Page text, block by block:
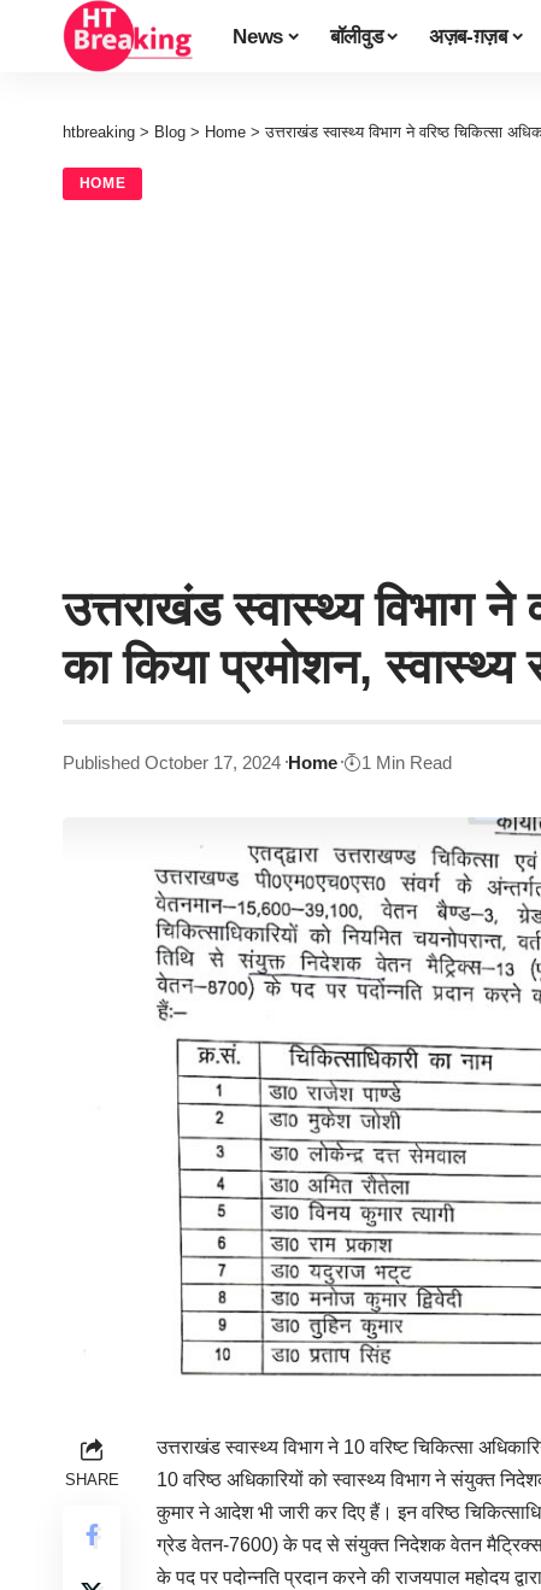
News बॉलीवुड अज़ब-ग़ज़ब
htbreaking > Blog > Home >उत्तराखंड स्वास्थ्य विभाग ने वरिष्ठ चिकित्सा
HOME
उत्तराखंड स्वास्थ्य विभाग ने
का किया प्रमोशन,
Published October 17, 2024 Home 1 Min Read
SHARE
उत्तराखंड स्वास्थ्य विभाग ने 10 वरिष्ट चिकित्सा
10 वरिष्ठ अधिकारियों को स्वास्थ्य विभाग ने संयुक्त
कुमार ने आदेश भी जारी कर दिए हैं। इन वरिष्ठ
ग्रेड वेतन-7600) के पद से संयुक्त निदेशक वेतन
के पद पर पदोन्नति प्रदान करने की राजयपाल महोदय